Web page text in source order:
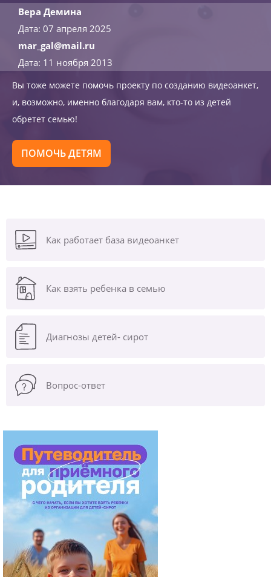
Вера Демина
Дата: 07 апреля 2025
mar_gal@mail.ru
Дата: 11 ноября 2013
Вы тоже можете помочь проекту по созданию видеоанкет,
и, возможно, именно благодаря вам, кто-то из детей
обретет семью!
ПОМОЧЬ ДЕТЯМ
Как работает база видеоанкет
Как взять ребенка в семью
Диагнозы детей- сирот
Вопрос-ответ